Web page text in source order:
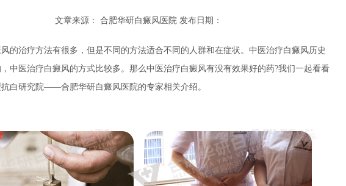
文章来源： 合肥华研白癜风医院 发布日期：
治疗方法有很多，但是不同的方法适合不同的人群和在症状。中医治疗白癜风历史
中医治疗白癜风的方式比较多。那么中医治疗白癜风有没有效果好的药?我们一起看看
白研究院——合肥华研白癜风医院的专家相关介绍。